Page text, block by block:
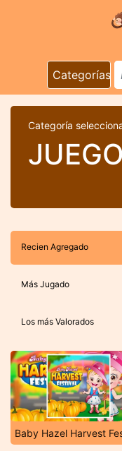
Categorías
Categoría
Recien Agregado
Más Jugado
Los más Valorados